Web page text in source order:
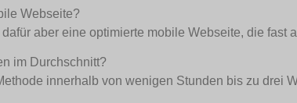
Webseite?
aber eine optimierte mobile Webseite, die fast
im Durchschnitt?
innerhalb von wenigen Stunden bis zu drei